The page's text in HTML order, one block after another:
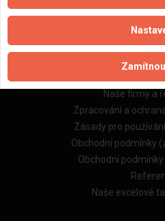
Důležité
Naše firmy a
Zpracování a
Zásady pro
Obchodní podmínky
Obchodní
Naše excelové